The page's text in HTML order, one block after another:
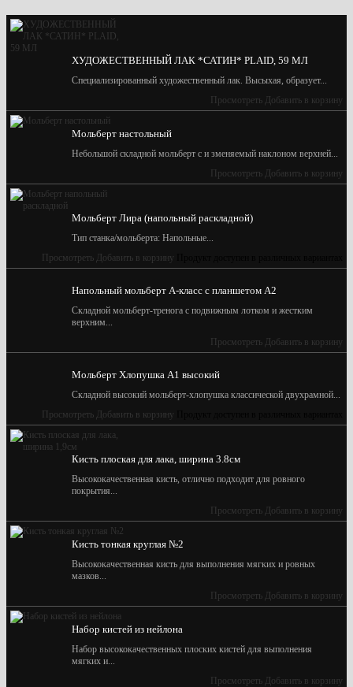
ХУДОЖЕСТВЕННЫЙ ЛАК *САТИН* PLAID, 59 МЛ
Специализированный художественный лак. Высыхая, образует...
Просмотреть Добавить в корзину
Мольберт настольный
Небольшой складной мольберт с и зменяемый наклоном верхней...
Просмотреть Добавить в корзину
Мольберт Лира (напольный раскладной)
Тип станка/мольберта: Напольные...
Просмотреть Добавить в корзину
Напольный мольберт А-класс с планшетом А2
Складной мольберт-тренога с подвижным лотком и жестким
верхним...
Просмотреть Добавить в корзину
Мольберт Хлопушка А1 высокий
Складной высокий мольберт-хлопушка классической двухрамной...
Просмотреть Добавить в корзину
Кисть плоская для лака, ширина 3.8см
Высококачественная кисть, отлично подходит для ровного
покрытия...
Просмотреть Добавить в корзину
Кисть тонкая круглая №2
Высококачественная кисть для выполнения мягких и ровных
мазков...
Просмотреть Добавить в корзину
Набор кистей из нейлона
Набор высококачественных плоских кистей для выполнения
мягких и...
Просмотреть Добавить в корзину